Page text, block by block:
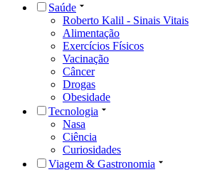
Saúde
Roberto Kalil - Sinais Vitais
Alimentação
Exercícios Físicos
Vacinação
Câncer
Drogas
Obesidade
Tecnologia
Nasa
Ciência
Curiosidades
Viagem & Gastronomia